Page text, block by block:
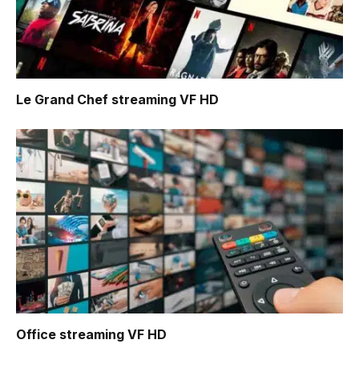
Le Grand Chef streaming VF HD
Office streaming VF HD